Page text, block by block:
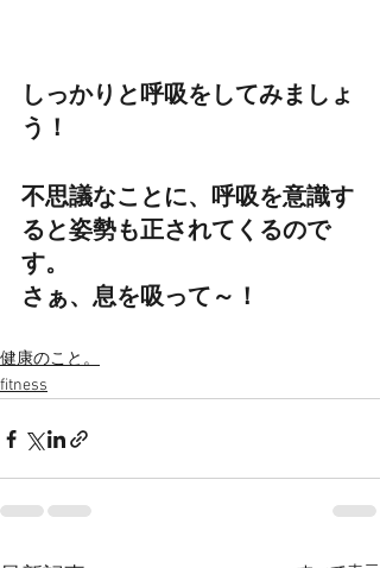
しっかりと呼吸をしてみましょ
う！
不思議なことに、呼吸を意識す
ると姿勢も正されてくるので
す。
さぁ、息を吸って～！
健康のこと。
fitness